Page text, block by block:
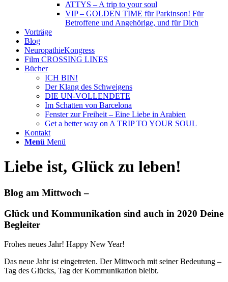
ATTYS – A trip to your soul
VIP – GOLDEN TIME für Parkinson! Für
Betroffene und Angehörige, und für Dich
Vorträge
Blog
NeuropathieKongress
Film CROSSING LINES
Bücher
ICH BIN!
Der Klang des Schweigens
DIE UN-VOLLENDETE
Im Schatten von Barcelona
Fenster zur Freiheit – Eine Liebe in Arabien
Get a better way on A TRIP TO YOUR SOUL
Kontakt
Menü Menü
Liebe ist, Glück zu leben!
Blog am Mittwoch –
Glück und Kommunikation sind auch in 2020 Deine
Begleiter
Frohes neues Jahr! Happy New Year!
Das neue Jahr ist eingetreten. Der Mittwoch mit seiner Bedeutung –
Tag des Glücks, Tag der Kommunikation bleibt.